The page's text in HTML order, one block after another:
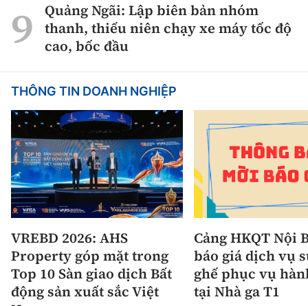
Quảng Ngãi: Lập biên bản nhóm
thanh, thiếu niên chạy xe máy tốc độ
cao, bốc đầu
THÔNG TIN DOANH NGHIỆP
VREBD 2026: AHS
Property góp mặt trong
Top 10 Sàn giao dịch Bất
động sản xuất sắc Việt
Cảng HKQT Nội
báo giá dịch vụ
ghế phục vụ
tại Nhà ga T1